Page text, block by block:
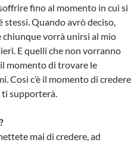
fino al momento in cui si
stessi. Quando avrò deciso,
chiunque vorrà unirsi al mio
E quelli che non vorranno
momento di trovare le
Così c’è il momento di credere
ti supporterà.
mai di credere, ad